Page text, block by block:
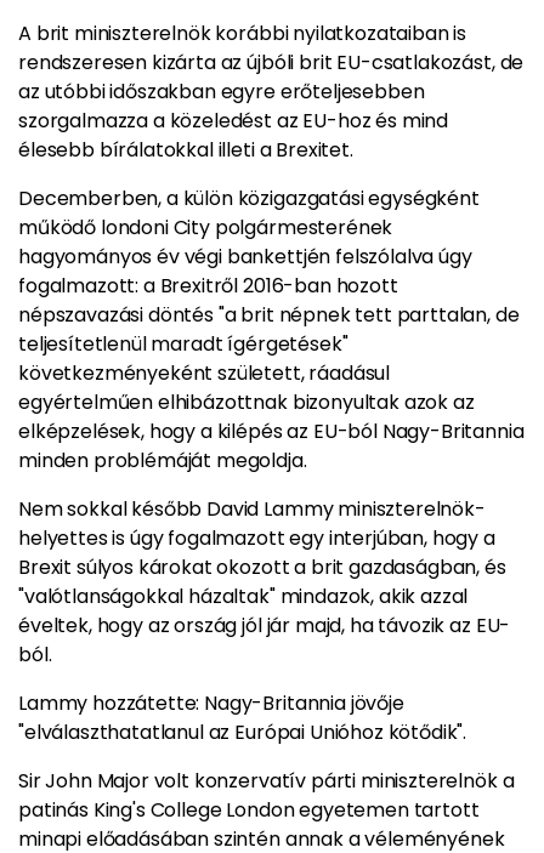
A brit miniszterelnök korábbi nyilatkozataiban is
rendszeresen kizárta az újbóli brit EU-csatlakozást, de
az utóbbi időszakban egyre erőteljesebben
szorgalmazza a közeledést az EU-hoz és mind
élesebb bírálatokkal illeti a Brexitet.
Decemberben, a külön közigazgatási egységként
működő londoni City polgármesterének
hagyományos év végi bankettjén felszólalva úgy
fogalmazott: a Brexitről 2016-ban hozott
népszavazási döntés "a brit népnek tett parttalan, de
teljesítetlenül maradt ígérgetések"
következményeként született, ráadásul
egyértelműen elhibázottnak bizonyultak azok az
elképzelések, hogy a kilépés az EU-ból Nagy-Britannia
minden problémáját megoldja.
Nem sokkal később David Lammy miniszterelnök-
helyettes is úgy fogalmazott egy interjúban, hogy a
Brexit súlyos károkat okozott a brit gazdaságban, és
"valótlanságokkal házaltak" mindazok, akik azzal
éveltek, hogy az ország jól jár majd, ha távozik az EU-
ból.
Lammy hozzátette: Nagy-Britannia jövője
"elválaszthatatlanul az Európai Unióhoz kötődik".
Sir John Major volt konzervatív párti miniszterelnök a
patinás King's College London egyetemen tartott
minapi előadásában szintén annak a véleményének